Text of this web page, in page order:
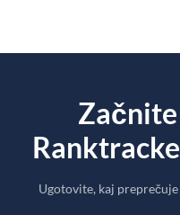
Ugotovite, kaj